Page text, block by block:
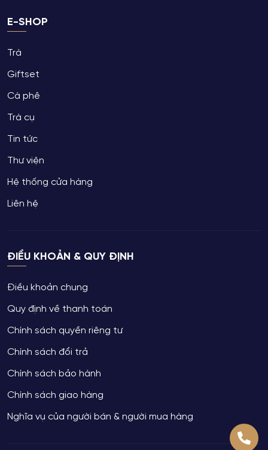
E-SHOP
Trà
Giftset
Cà phê
Trà cụ
Tin tức
Thư viện
Hệ thống cửa hàng
Liên hệ
ĐIỀU KHOẢN & QUY ĐỊNH
Điều khoản chung
Quy định về thanh toán
Chính sách quyền riêng tư
Chính sách đổi trả
Chính sách bảo hành
Chính sách giao hàng
Nghĩa vụ của người bán & người mua hàng